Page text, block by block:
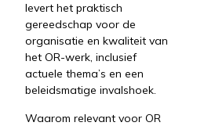
levert het praktisch
gereedschap voor de
organisatie en kwaliteit van
het OR-werk, inclusief
actuele thema’s en een
beleidsmatige invalshoek.
Waarom relevant voor OR